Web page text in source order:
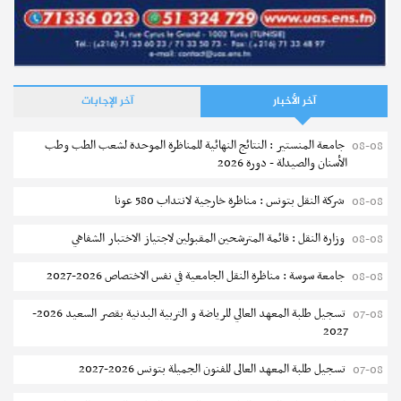
نشر في17-07-2026
قائمة الكتب المدرسية والكراسات المطلوبة للسنة الثالثة من
التعليم الثانوي 2026-2027
ماهي مواعيد روزنامة التوجيه المدرسي وآجال الإعلان عن النتائج
روزنامة التوجيه المدرسي والموادّ الاختيارية في سنة 2025
آخر الأخبار آخر الإجابات
08-08 جامعة المنستير : النتائج النهائية للمناظرة الموحدة لشعب الطب وطب
الأسنان والصيدلة - دورة 2026
08-08 شركة النقل بتونس : مناظرة خارجية لانتداب 580 عونا
08-08 وزارة النقل : قائمة المترشحين المقبولين لاجتياز الاختبار الشفاهي
08-08 جامعة سوسة : مناظرة النقل الجامعية في نفس الاختصاص 2026-2027
07-08
تسجيل طلبة المعهد العالي للرياضة و التربية البدنية بقصر السعيد 2026-
2027
07-08 تسجيل طلبة المعهد العالى للفنون الجميلة بتونس 2026-2027